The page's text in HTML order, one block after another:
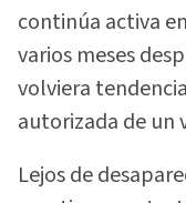
continúa activa
varios meses
volviera
autorizada de un
Lejos de